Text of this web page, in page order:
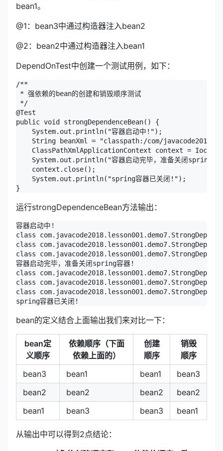
bean1。
@1：bean3中通过构造器注入bean2
@2：bean2中通过构造器注入bean1
DependOnTest中创建一个测试用例，如下：
/**
* 强依赖的bean的创建和销毁顺序测试
*/
@Test
public void strongDependenceBean() {
System.out.println("容器启动中!");
String beanXml = "classpath:/com/javacode2018/
ClassPathXmlApplicationContext context =
System.out.println("容器启动完毕，准备关闭spring
context.close();
System.out.println("spring容器已关闭!");
运行strongDependenceBean方法输出：
容器启动中!
class
class
class
容器启动完毕，准备关闭spring容器!
class
class
class
bean的定义结合上面输出我们来对比一下：
bean定
义顺序
依赖顺序（下面
依赖上面的）
创建
顺序
销毁
顺序
bean3
bean1 bean1
bean3
bean2
bean2 bean2
bean2
bean1
bean3 bean3 bean1
从输出中可以得到2点结论：